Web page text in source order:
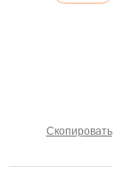
Скопировать